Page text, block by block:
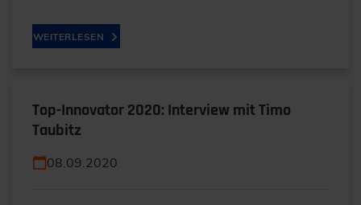
WEITERLESEN
Top-Innovator 2020: Interview mit Timo
Taubitz
08.09.2020